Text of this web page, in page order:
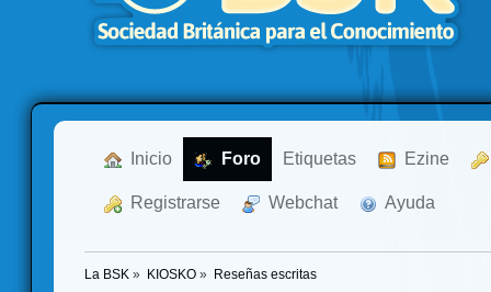
Inicio Foro Etiquetas Ezine
Registrarse Webchat Ayuda
La BSK » KIOSKO» Reseñas escritas